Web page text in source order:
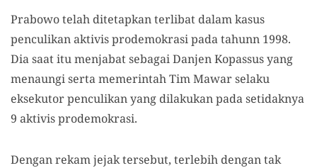
Prabowo telah ditetapkan terlibat dalam kasus
penculikan aktivis prodemokrasi pada tahunn 1998.
Dia saat itu menjabat sebagai Danjen Kopassus yang
menaungi serta memerintah Tim Mawar selaku
eksekutor penculikan yang dilakukan pada setidaknya
9 aktivis prodemokrasi.
Dengan rekam jejak tersebut, terlebih dengan tak